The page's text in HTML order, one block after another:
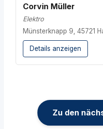
Corvin Müller
Elektro
Münsterknapp 9, 45721
Details anzeigen
Zu den